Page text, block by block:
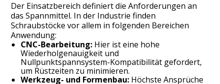
Der Einsatzbereich definiert die Anforderungen an
das Spannmittel. In der Industrie finden
Schraubstöcke vor allem in folgenden Bereichen
Anwendung:
CNC-Bearbeitung:Hier ist eine hohe
Wiederholgenauigkeit und
Nullpunktspannsystem-Kompatibilität gefordert,
um Rüstzeiten zu minimieren.
Werkzeug- und Formenbau:Höchste Ansprüche